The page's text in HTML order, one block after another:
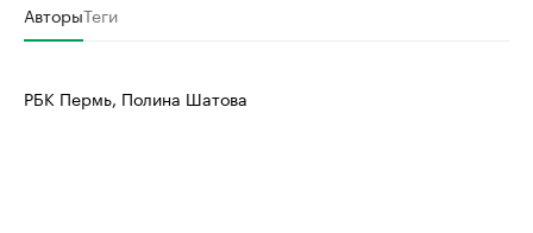
АвторыТеги
РБК Пермь, Полина Шатова